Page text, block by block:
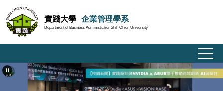
到
主
要
容
區
實踐大學 企業管理學系
Department of Business Administration Shih Chien University